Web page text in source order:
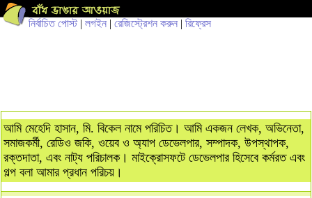
নির্বাচিত পোস্ট| লগইন | রেজিস্ট্রেশন করুন | রিফ্রেস
আমি মেহেদি হাসান, মি. বিকেল নামে পরিচিত। আমি একজন লেখক, অভিনেতা,
সমাজকর্মী, রেডিও জকি, ওয়েব ও অ্যাপ ডেভেলপার, সম্পাদক, উপস্থাপক,
রক্তদাতা, এবং নাট্য পরিচালক। মাইক্রোসফটে ডেভেলপার হিসেবে কর্মরত এবং
গল্প বলা আমার প্রধান পরিচয়।